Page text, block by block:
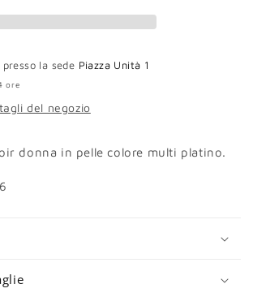
la sede Piazza Unità 1
ore
del negozio
donna in pelle colore multi platino.